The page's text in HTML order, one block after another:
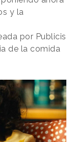
y la
por Publicis
de la comida